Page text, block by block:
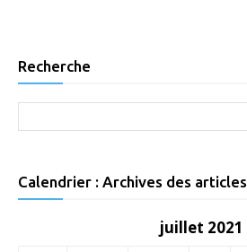
Recherche
Calendrier : Archives des articles
juillet 2021